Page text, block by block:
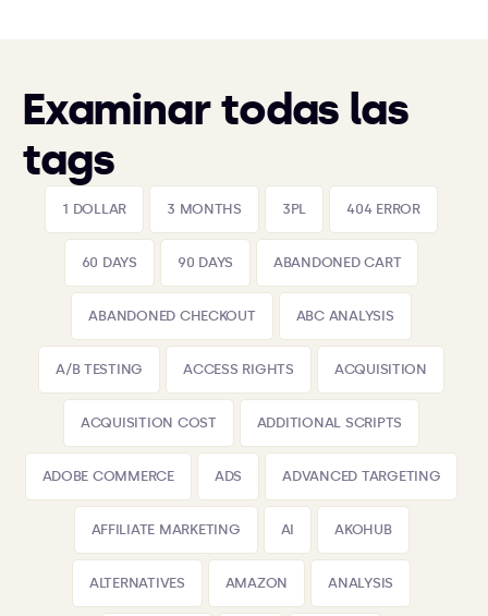
Examinar todas las
tags
1 DOLLAR 3 MONTHS 3PL 404 ERROR
60 DAYS 90 DAYS ABANDONED CART
ABANDONED CHECKOUT ABC ANALYSIS
A/B TESTING ACCESS RIGHTS ACQUISITION
ACQUISITION COST ADDITIONAL SCRIPTS
ADOBE COMMERCE ADS ADVANCED TARGETING
AFFILIATE MARKETING AI AKOHUB
ALTERNATIVES AMAZON ANALYSIS